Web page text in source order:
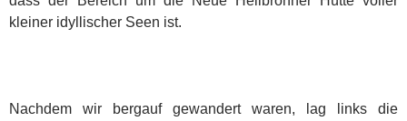
kleiner idyllischer Seen ist.
Nachdem wir bergauf gewandert waren, lag links die